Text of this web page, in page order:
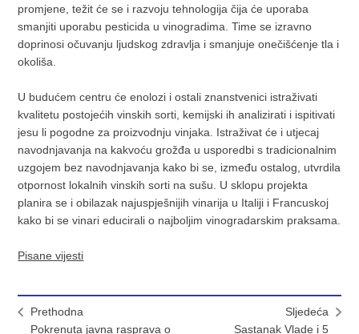
promjene, težit će se i razvoju tehnologija čija će uporaba
smanjiti uporabu pesticida u vinogradima. Time se izravno
doprinosi očuvanju ljudskog zdravlja i smanjuje onečišćenje tla i
okoliša.
U budućem centru će enolozi i ostali znanstvenici istraživati
kvalitetu postojećih vinskih sorti, kemijski ih analizirati i ispitivati
jesu li pogodne za proizvodnju vinjaka. Istraživat će i utjecaj
navodnjavanja na kakvoću grožđa u usporedbi s tradicionalnim
uzgojem bez navodnjavanja kako bi se, između ostalog, utvrdila
otpornost lokalnih vinskih sorti na sušu. U sklopu projekta
planira se i obilazak najuspješnijih vinarija u Italiji i Francuskoj
kako bi se vinari educirali o najboljim vinogradarskim praksama.
Pisane vijesti
Prethodna
Pokrenuta javna rasprava o
Sljedeća
Sastanak Vlade i 5